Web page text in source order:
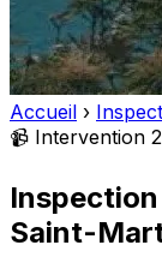
Accueil ›
📹 Intervention
Inspection
Saint-